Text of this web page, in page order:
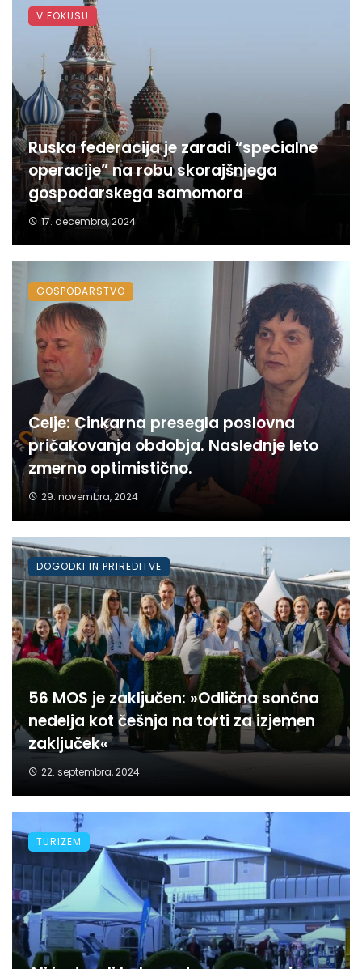
Ruska federacija je zaradi “specialne
operacije” na robu skorajšnjega
gospodarskega samomora
17. decembra, 2024
V FOKUSU
Celje: Cinkarna presegla poslovna
pričakovanja obdobja. Naslednje leto
zmerno optimistično.
29. novembra, 2024
GOSPODARSTVO
56 MOS je zaključen: »Odlična sončna
nedelja kot češnja na torti za izjemen
zaključek«
22. septembra, 2024
DOGODKI IN PRIREDITVE
TURIZEM